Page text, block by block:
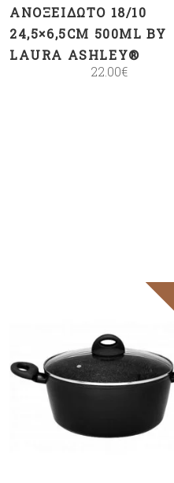
ΑΝΟΞΕΊΔΩΤΟ 18/10
24,5×6,5CM 500ML BY
LAURA ASHLEY®
22.00€
ΕΠΙΛΟΓΉ